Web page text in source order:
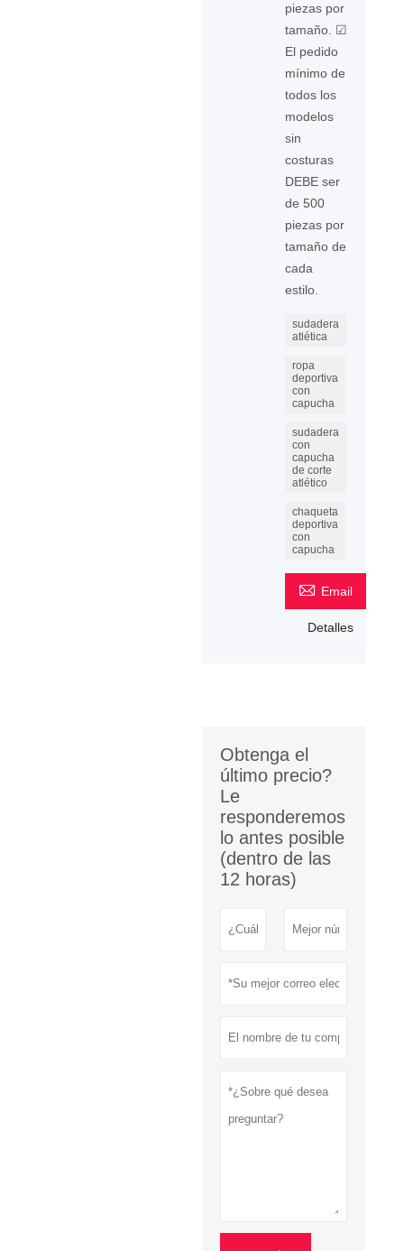
piezas por
tamaño. ☑
El pedido
mínimo de
todos los
modelos
sin
costuras
DEBE ser
de 500
piezas por
tamaño de
cada
estilo.
sudadera
atlética
ropa
deportiva
con
capucha
sudadera
con
capucha
de corte
atlético
chaqueta
deportiva
con
capucha
 Email
Detalles
Obtenga el
último precio?
Le
responderemos
lo antes posible
(dentro de las
12 horas)